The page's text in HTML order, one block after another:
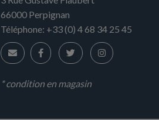
66000 Perpignan
Téléphone: +33 (0) 4 68 34 25 45
* condition en magasin